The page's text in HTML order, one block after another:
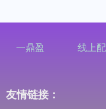
一鼎盈 线上
友情链接：